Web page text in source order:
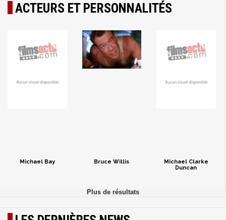
ACTEURS ET PERSONNALITÉS
Michael Bay Bruce Willis
Michael Clarke
Duncan